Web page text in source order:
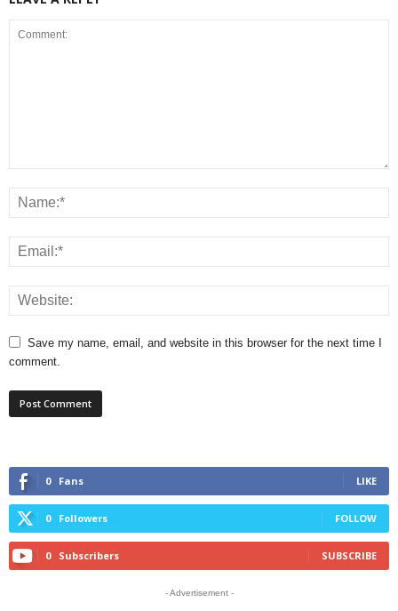
Save my name, email, and website in this browser for the next time I
comment.
0 Fans LIKE
0 Followers FOLLOW
0 Subscribers SUBSCRIBE
- Advertisement -